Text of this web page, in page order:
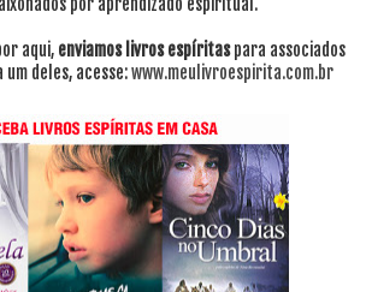
aqui, enviamos livros espíritaspara associados
um deles, acesse:www.meulivroespirita.com.br